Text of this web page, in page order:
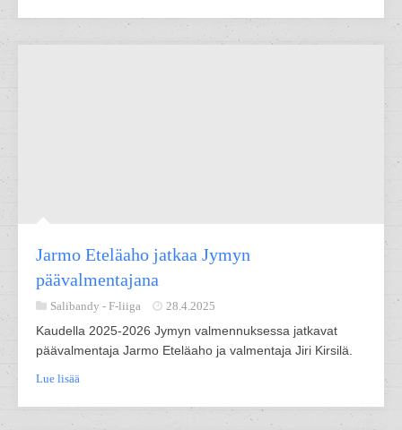
Jarmo Eteläaho jatkaa Jymyn
päävalmentajana
Salibandy - F-liiga 28.4.2025
Kaudella 2025-2026 Jymyn valmennuksessa jatkavat
päävalmentaja Jarmo Eteläaho ja valmentaja Jiri Kirsilä.
Lue lisää